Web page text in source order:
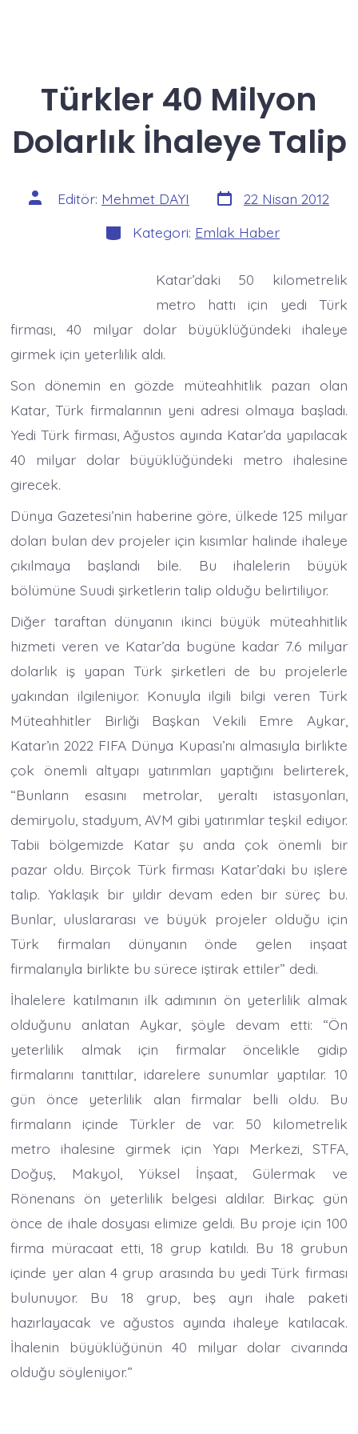
Türkler 40 Milyon
Dolarlık İhaleye Talip
Yazının
yazarı
Editör: Mehmet DAYI Yazı
tarihi
22 Nisan 2012
Kategoriler
Kategori: Emlak Haber
Katar’daki 50 kilometrelik
metro hattı için yedi Türk
firması, 40 milyar dolar büyüklüğündeki ihaleye
girmek için yeterlilik aldı.
Son dönemin en gözde müteahhitlik pazarı olan
Katar, Türk firmalarının yeni adresi olmaya başladı.
Yedi Türk firması, Ağustos ayında Katar’da yapılacak
40 milyar dolar büyüklüğündeki metro ihalesine
girecek.
Dünya Gazetesi’nin haberine göre, ülkede 125 milyar
doları bulan dev projeler için kısımlar halinde ihaleye
çıkılmaya başlandı bile. Bu ihalelerin büyük
bölümüne Suudi şirketlerin talip olduğu belirtiliyor.
Diğer taraftan dünyanın ikinci büyük müteahhitlik
hizmeti veren ve Katar’da bugüne kadar 7.6 milyar
dolarlık iş yapan Türk şirketleri de bu projelerle
yakından ilgileniyor. Konuyla ilgili bilgi veren Türk
Müteahhitler Birliği Başkan Vekili Emre Aykar,
Katar’ın 2022 FIFA Dünya Kupası’nı almasıyla birlikte
çok önemli altyapı yatırımları yaptığını belirterek,
“Bunların esasını metrolar, yeraltı istasyonları,
demiryolu, stadyum, AVM gibi yatırımlar teşkil ediyor.
Tabii bölgemizde Katar şu anda çok önemli bir
pazar oldu. Birçok Türk firması Katar’daki bu işlere
talip. Yaklaşık bir yıldır devam eden bir süreç bu.
Bunlar, uluslararası ve büyük projeler olduğu için
Türk firmaları dünyanın önde gelen inşaat
firmalarıyla birlikte bu sürece iştirak ettiler” dedi.
İhalelere katılmanın ilk adımının ön yeterlilik almak
olduğunu anlatan Aykar, şöyle devam etti: “Ön
yeterlilik almak için firmalar öncelikle gidip
firmalarını tanıttılar, idarelere sunumlar yaptılar. 10
gün önce yeterlilik alan firmalar belli oldu. Bu
firmaların içinde Türkler de var. 50 kilometrelik
metro ihalesine girmek için Yapı Merkezi, STFA,
Doğuş, Makyol, Yüksel İnşaat, Gülermak ve
Rönenans ön yeterlilik belgesi aldılar. Birkaç gün
önce de ihale dosyası elimize geldi. Bu proje için 100
firma müracaat etti, 18 grup katıldı. Bu 18 grubun
içinde yer alan 4 grup arasında bu yedi Türk firması
bulunuyor. Bu 18 grup, beş ayrı ihale paketi
hazırlayacak ve ağustos ayında ihaleye katılacak.
İhalenin büyüklüğünün 40 milyar dolar civarında
olduğu söyleniyor.”